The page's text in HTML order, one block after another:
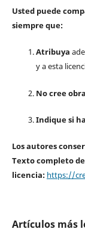
Usted puede
siempre que:
Atribuya
y a esta
No cree
Indique si
Los autores
Texto completo
licencia: https://
Artículos más